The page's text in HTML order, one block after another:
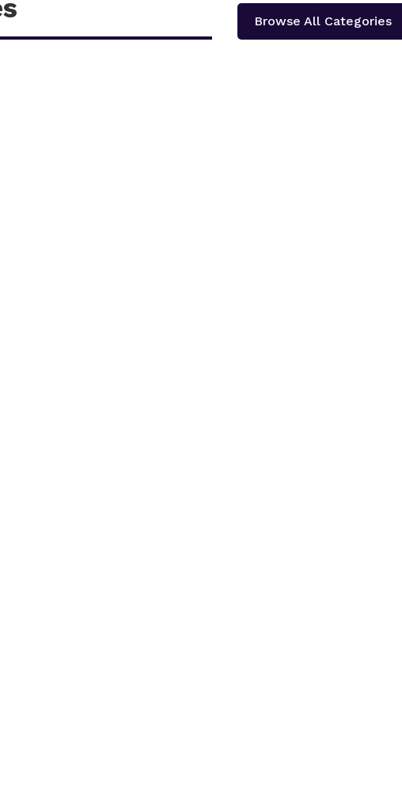
Browse All Categories